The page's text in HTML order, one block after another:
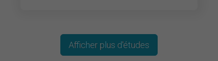
Afficher plus d'études